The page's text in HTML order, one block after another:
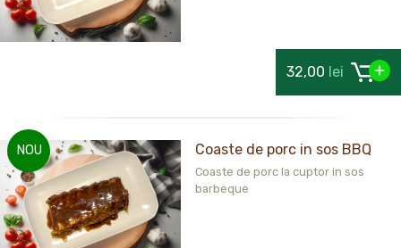
32,00 lei
NOU Coaste de porc in sos BBQ
Coaste de porc la cuptor in sos
barbeque